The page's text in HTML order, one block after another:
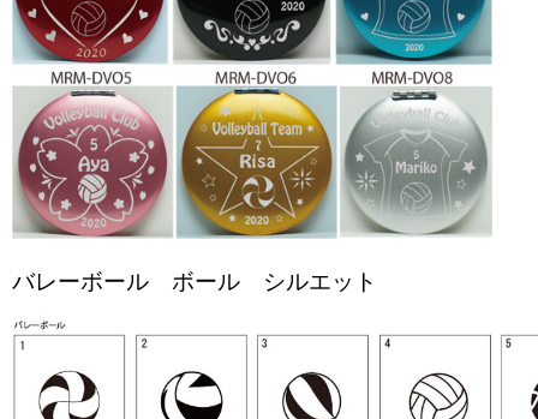
バレーボール ボール シルエット